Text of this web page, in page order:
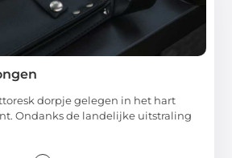
dorpje gelegen in het hart
Ondanks de landelijke uitstraling